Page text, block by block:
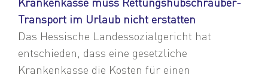
Transport im Urlaub nicht erstatten
Das Hessische Landessozialgericht hat
entschieden, dass eine gesetzliche
Krankenkasse die Kosten für einen